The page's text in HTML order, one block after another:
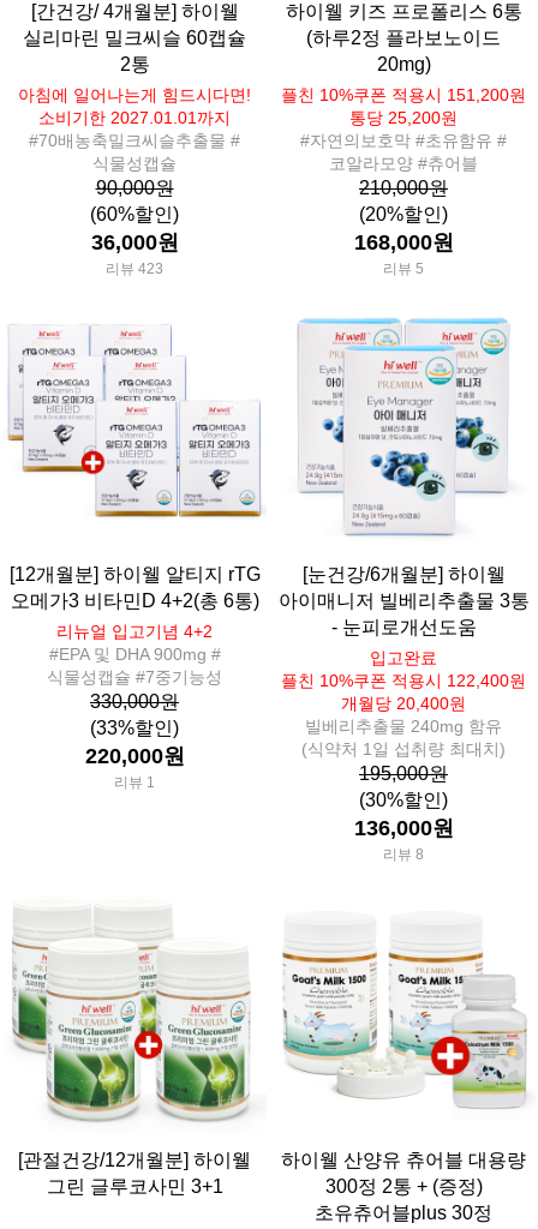
[간건강/ 4개월분] 하이웰
실리마린 밀크씨슬 60캡슐
2통
아침에 일어나는게 힘드시다면!
소비기한 2027.01.01까지
#70배농축밀크씨슬추출물 #
식물성캡슐
90,000원
(60%할인)
36,000원
리뷰 423
하이웰 키즈 프로폴리스 6통
(하루2정 플라보노이드
20mg)
플친 10%쿠폰 적용시 151,200원
통당 25,200원
#자연의보호막 #초유함유 #
코알라모양 #츄어블
210,000원
(20%할인)
168,000원
리뷰 5
[12개월분] 하이웰 알티지 rTG
오메가3 비타민D 4+2(총 6통)
리뉴얼 입고기념 4+2
#EPA 및 DHA 900mg #
식물성캡슐 #7중기능성
330,000원
(33%할인)
220,000원
리뷰 1
[눈건강/6개월분] 하이웰
아이매니저 빌베리추출물 3통
- 눈피로개선도움
입고완료
플친 10%쿠폰 적용시 122,400원
개월당 20,400원
빌베리추출물 240mg 함유
(식약처 1일 섭취량 최대치)
195,000원
(30%할인)
136,000원
리뷰 8
[관절건강/12개월분] 하이웰
그린 글루코사민 3+1
하이웰 산양유 츄어블 대용량
300정 2통 + (증정)
초유츄어블plus 30정